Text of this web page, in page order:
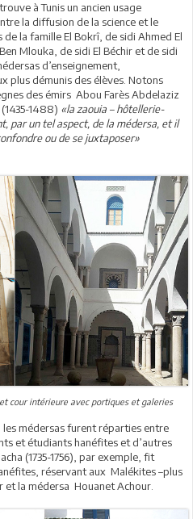
à Tunis un ancien usage
la diffusion de la science et le
la famille El Bokrî, de sidi Ahmed El
Mlouka, de sidi El Béchir et de sidi
d’enseignement,
plus démunis des élèves. Notons
des émirs Abou Farès Abdelaziz
1488) «la zaouia – hôtellerie-
par un tel aspect, de la médersa, et il
ou de se juxtaposer»
cour intérieure avec portiques et galeries
médersas furent réparties entre
et étudiants hanéfites et d’autres
(1735-1756), par exemple, fit
réservant aux Malékites –plus
et la médersa Houanet Achour.